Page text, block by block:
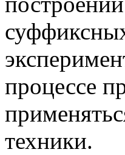
процессе
техники.